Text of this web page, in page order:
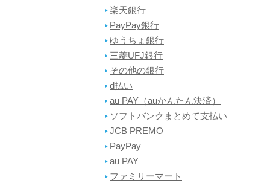
楽天銀行
PayPay銀行
ゆうちょ銀行
三菱UFJ銀行
その他の銀行
d払い
au PAY（auかんたん決済）
ソフトバンクまとめて支払い
JCB PREMO
PayPay
au PAY
ファミリーマート